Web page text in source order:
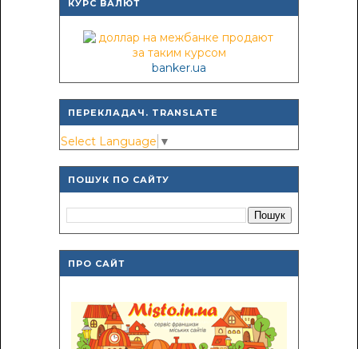
КУРС ВАЛЮТ
banker.ua
ПЕРЕКЛАДАЧ. TRANSLATE
Select Language ▼
ПОШУК ПО САЙТУ
ПРО САЙТ